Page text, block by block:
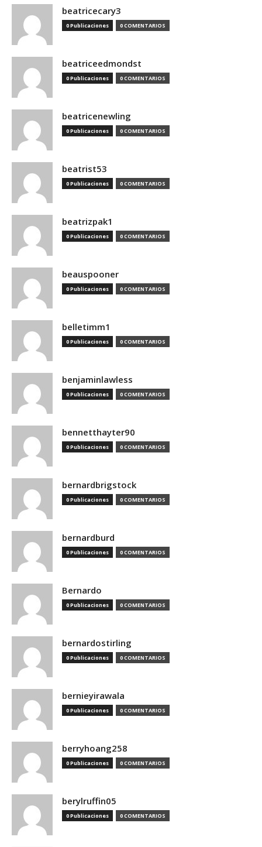
beatricecary3
0 Publicaciones 0 COMENTARIOS
beatriceedmondst
0 Publicaciones 0 COMENTARIOS
beatricenewling
0 Publicaciones 0 COMENTARIOS
beatrist53
0 Publicaciones 0 COMENTARIOS
beatrizpak1
0 Publicaciones 0 COMENTARIOS
beauspooner
0 Publicaciones 0 COMENTARIOS
belletimm1
0 Publicaciones 0 COMENTARIOS
benjaminlawless
0 Publicaciones 0 COMENTARIOS
bennetthayter90
0 Publicaciones 0 COMENTARIOS
bernardbrigstock
0 Publicaciones 0 COMENTARIOS
bernardburd
0 Publicaciones 0 COMENTARIOS
Bernardo
0 Publicaciones 0 COMENTARIOS
bernardostirling
0 Publicaciones 0 COMENTARIOS
bernieyirawala
0 Publicaciones 0 COMENTARIOS
berryhoang258
0 Publicaciones 0 COMENTARIOS
berylruffin05
0 Publicaciones 0 COMENTARIOS